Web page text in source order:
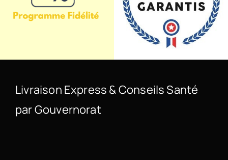
Livraison Express & Conseils Santé
par Gouvernorat